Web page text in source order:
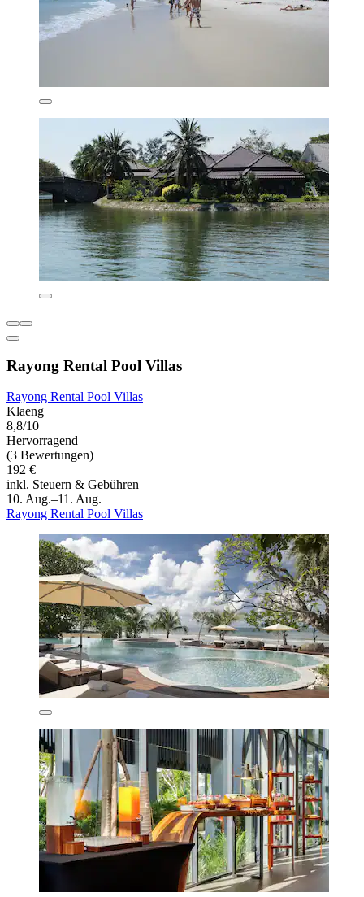
Rayong Rental Pool Villas
Rayong Rental Pool Villas
Klaeng
8,8/10
Hervorragend
(3 Bewertungen)
192 €
inkl. Steuern & Gebühren
10. Aug.–11. Aug.
Rayong Rental Pool Villas